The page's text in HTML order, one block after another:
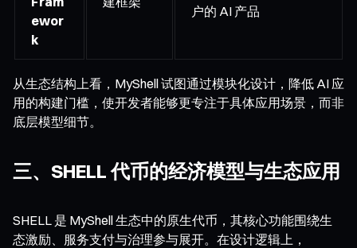
ewor
k
户的 AI 产品
从生态结构上看，MyShell 试图通过模块化设计，降低 AI 应
用的构建门槛，使开发者能够更专注于具体应用场景，而非
底层模型细节。
三、SHELL 代币的经济模型与生态应用
SHELL 是 MyShell 生态中的原生代币，其核心功能围绕生
态激励、服务支付与治理参与展开。在设计逻辑上，